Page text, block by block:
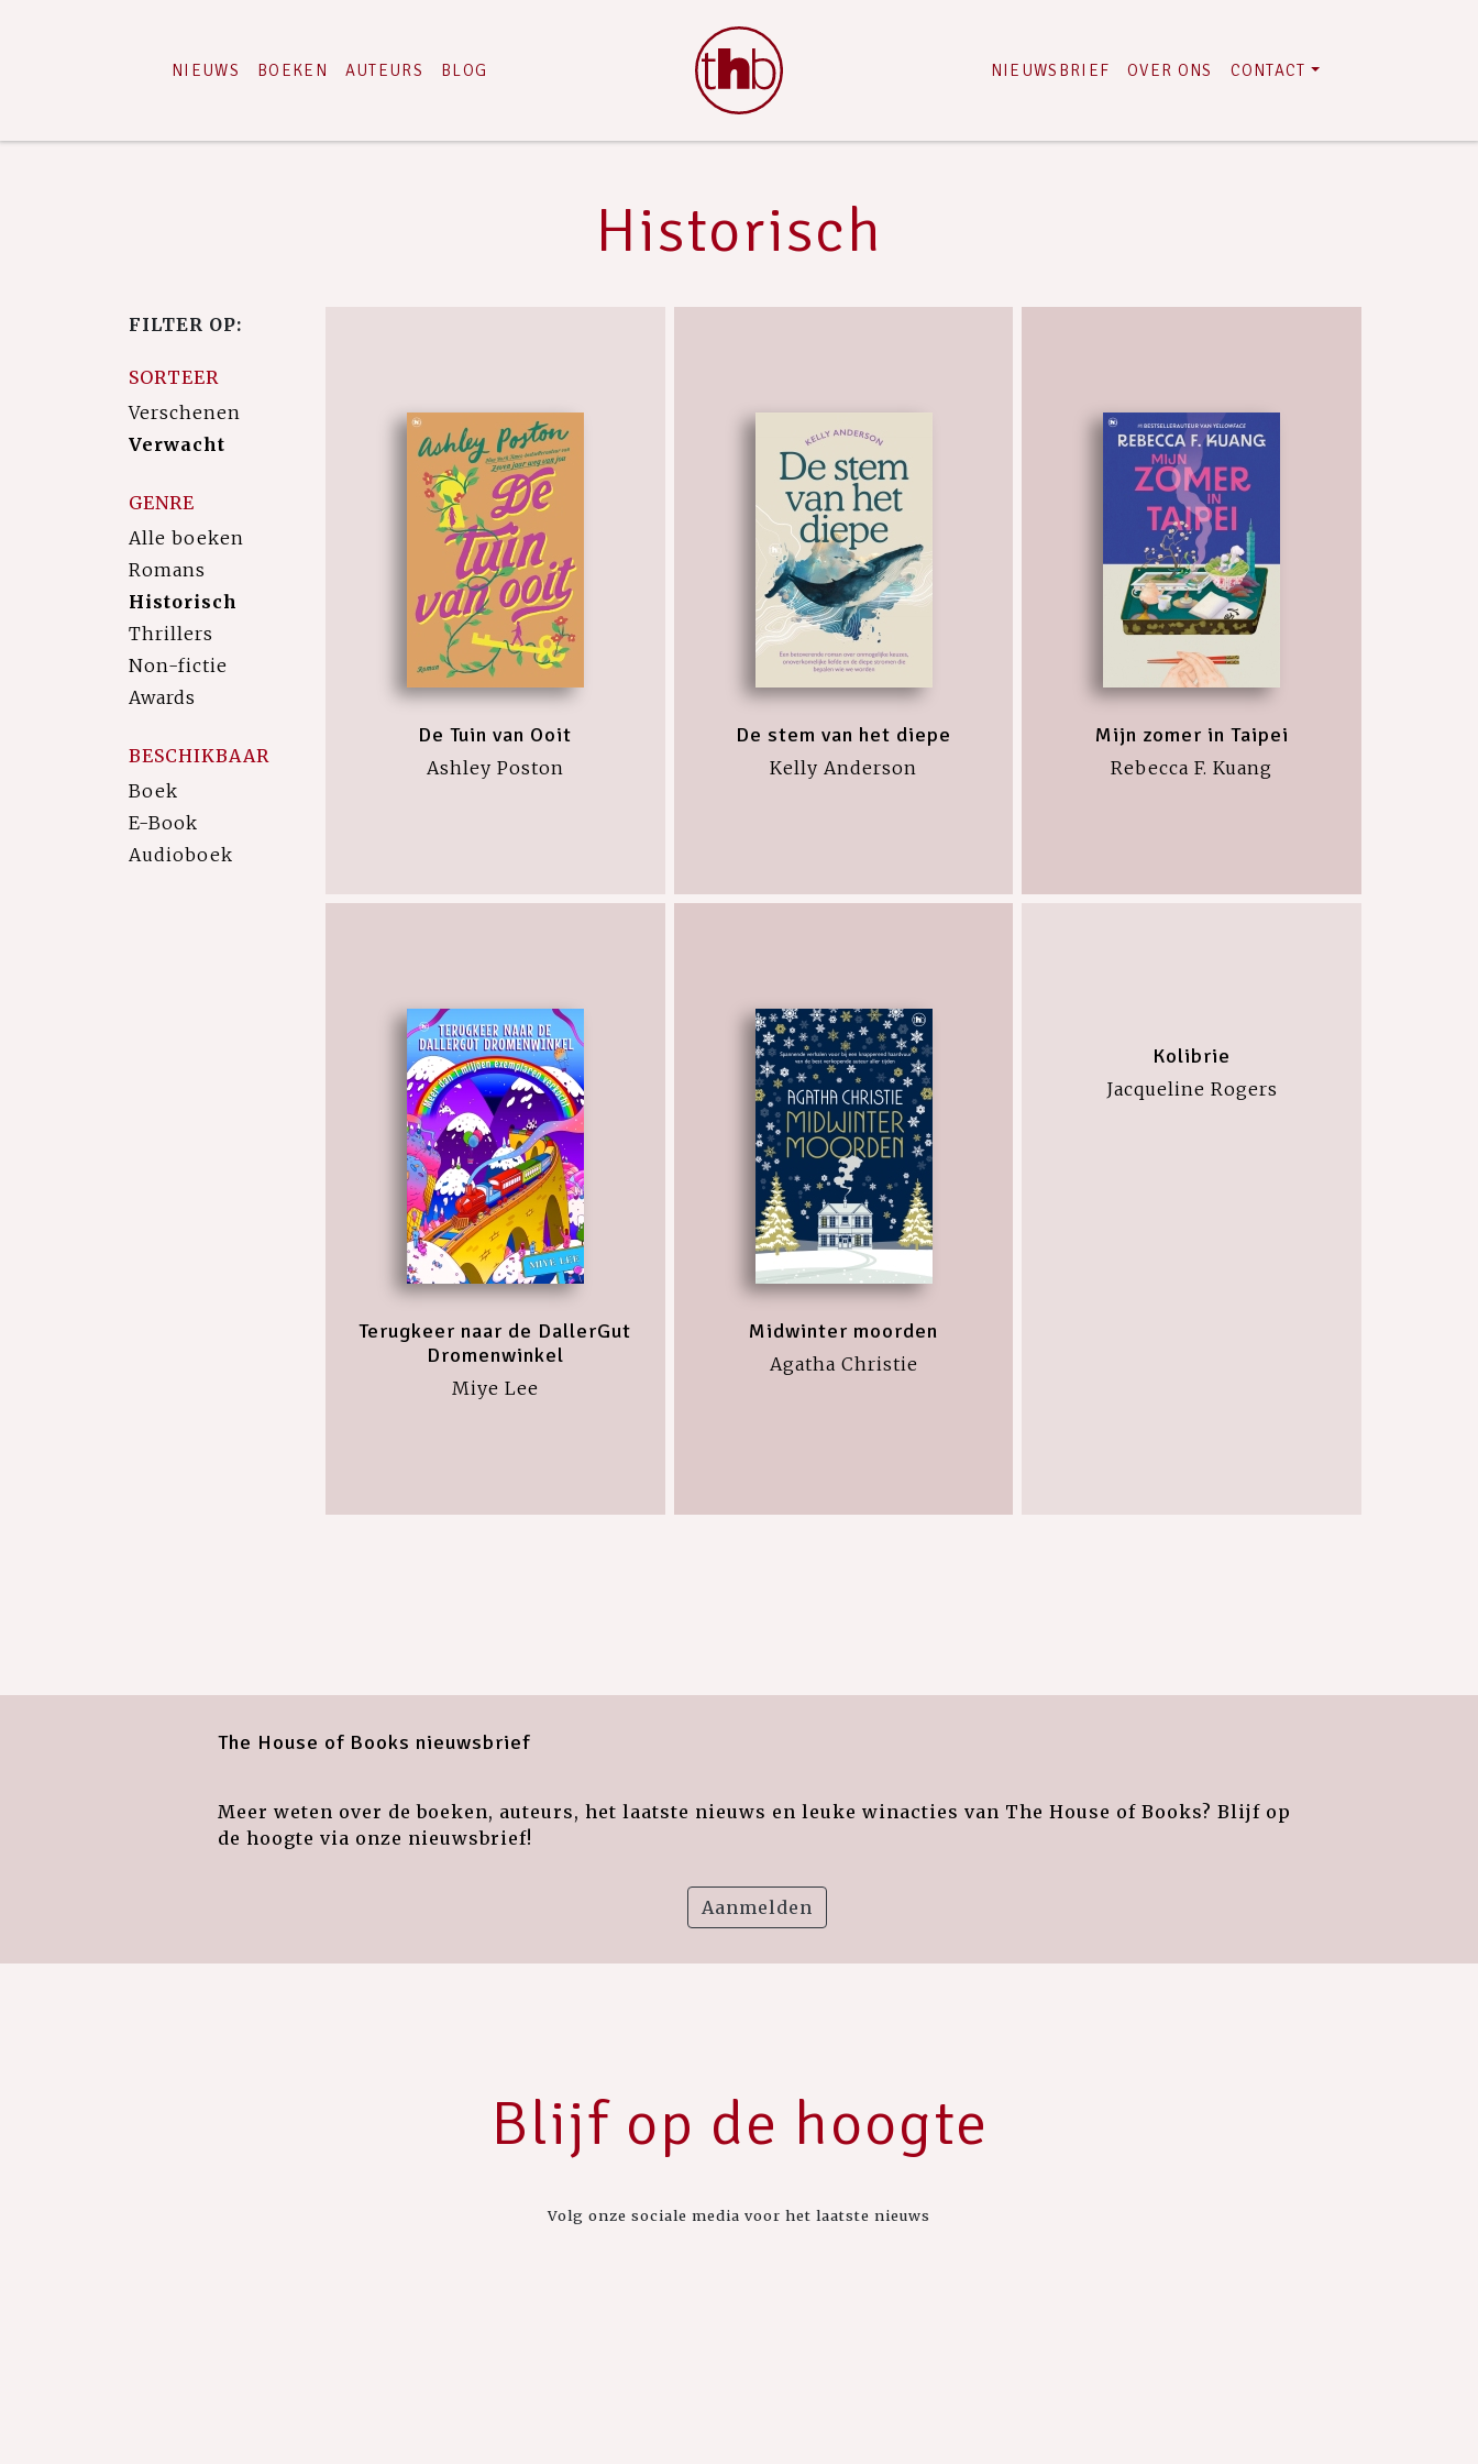
NIEUWS BOEKEN AUTEURS BLOG NIEUWSBRIEF OVER ONS CONTACT
Historisch
FILTER OP:
SORTEER
Verschenen
Verwacht
GENRE
Alle boeken
Romans
Historisch
Thrillers
Non-fictie
Awards
BESCHIKBAAR
Boek
E-Book
Audioboek
De Tuin van Ooit
Ashley Poston
De stem van het diepe
Kelly Anderson
Mijn zomer in Taipei
Rebecca F. Kuang
Terugkeer naar de DallerGut
Dromenwinkel
Miye Lee
Midwinter moorden
Agatha Christie
Kolibrie
Jacqueline Rogers
The House of Books nieuwsbrief
Meer weten over de boeken, auteurs, het laatste nieuws en leuke winacties van The House of Books? Blijf op
de hoogte via onze nieuwsbrief!
Aanmelden
Blijf op de hoogte
Volg onze sociale media voor het laatste nieuws